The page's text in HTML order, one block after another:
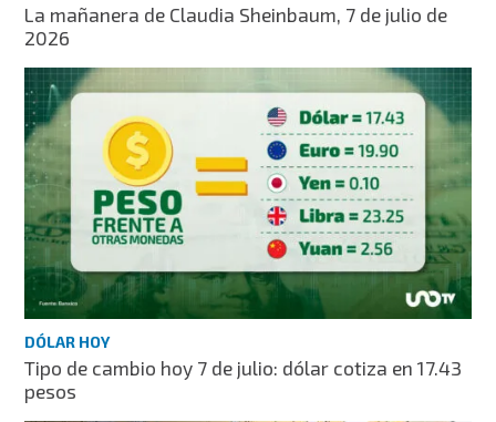
La mañanera de Claudia Sheinbaum, 7 de julio de
2026
DÓLAR HOY
Tipo de cambio hoy 7 de julio: dólar cotiza en 17.43
pesos